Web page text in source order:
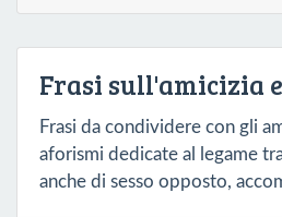
Frasi sull'amicizia
Frasi da condividere con gli
aforismi dedicate al legame
anche di sesso opposto,